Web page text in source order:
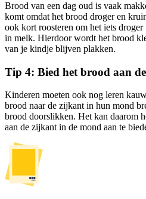
Brood van een dag oud is vaak
komt omdat het brood droger en
ook kort roosteren om het iets
in melk. Hierdoor wordt het brood
van je kindje blijven plakken.
Tip 4: Bied het brood aan
Kinderen moeten ook nog leren
brood naar de zijkant in hun mond
brood doorslikken. Het kan daarom
aan de zijkant in de mond aan te